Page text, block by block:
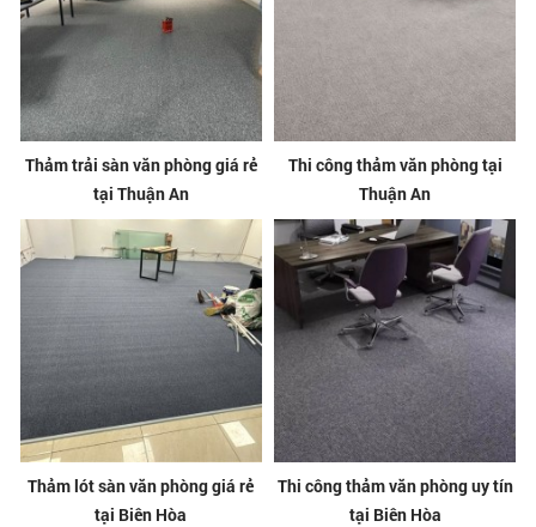
Thảm trải sàn văn phòng giá rẻ
tại Thuận An
Thi công thảm văn phòng tại
Thuận An
Thảm lót sàn văn phòng giá rẻ
tại Biên Hòa
Thi công thảm văn phòng uy tín
tại Biên Hòa